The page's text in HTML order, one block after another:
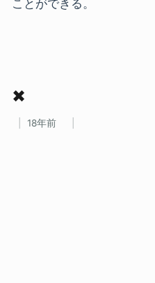
ことができる。
✖
18年前